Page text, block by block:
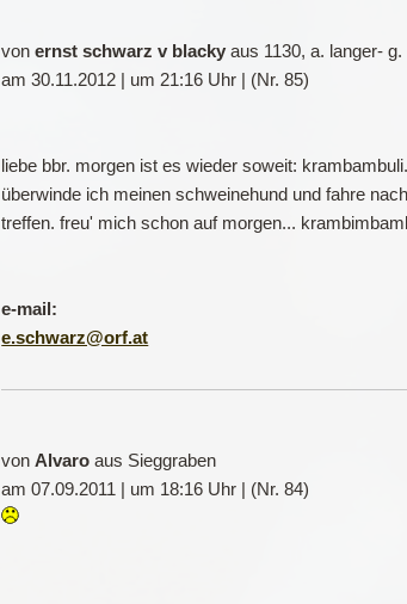
vonernst schwarz v blacky aus 1130, a. langer- g.
am 30.11.2012 | um 21:16 Uhr | (Nr. 85)
liebe bbr. morgen ist es wieder soweit:
überwinde ich meinen schweinehund und fahre
treffen. freu' mich schon auf morgen...
e-mail:
e.schwarz@orf.at
vonAlvaro aus Sieggraben
am 07.09.2011 | um 18:16 Uhr | (Nr. 84)